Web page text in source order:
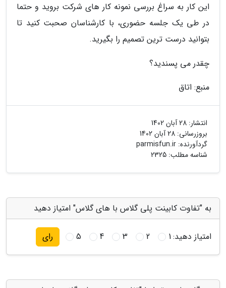
این کار به سراغ بررسی نمونه کار های شرکت بروید و حتما
در طی یک جلسه حضوری، با کارشناسان صحبت کنید تا
بتوانید درست ترین تصمیم را بگیرید.
چقدر می پسندید؟
منبع: اتاق
انتشار: 28 آبان 1402
بروزرسانی: 28 آبان 1402
گردآورنده: parmisfun.ir
شناسه مطلب: 2325
به "تفاوت کابینت پلی گلاس با های گلاس" امتیاز دهید
امتیاز دهید:1
2
3
4
5 رای